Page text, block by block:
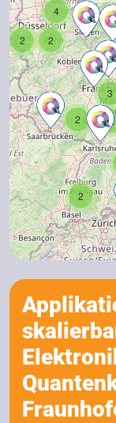
2
2
2
3
2 2
4